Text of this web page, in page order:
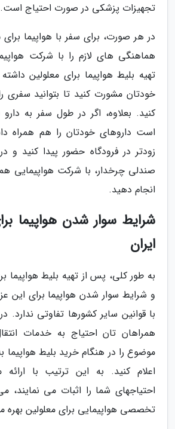
تجهیزات پزشکی در صورت احتیاج است.
در هر صورت، برای سفر با هواپیما
هماهنگی های لازم را با شرکت
تهیه بلیط هواپیما برای معلولین
خودتان مشورت کنید تا بتوانید سفری
کنید. بعلاوه، اگر در طول سفر به دارو
است داروهای خودتان را هم همراه
زودتر در فرودگاه حضور پیدا کنید و
صندلی چرخدار، با شرکت هواپیمایی
انجام دهید.
شرایط سوار شدن هواپیما
ایران
به طور کلی، پس از تهیه بلیط هواپیما
و شرایط سوار شدن هواپیما برای این
با قوانین سایر کشورها تفاوتی ندارد.
همراهان تان احتیاج به خدمات
موضوع را در هنگام خرید بلیط هواپیما
اعلام کنید. به این ترتیب با
احتیاجهای شما را اثبات می نمایند،
تخصصی هواپیمایی برای معلولین بهره